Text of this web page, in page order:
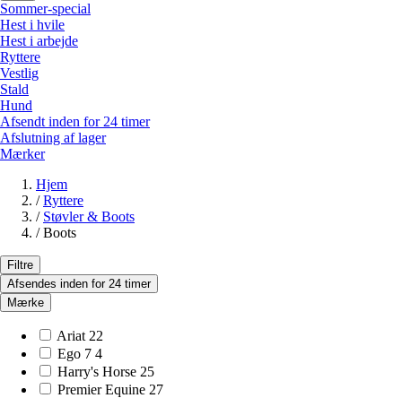
Sommer-special
Hest i hvile
Hest i arbejde
Ryttere
Vestlig
Stald
Hund
Afsendt inden for 24 timer
Afslutning af lager
Mærker
Hjem
/ Ryttere
/ Støvler & Boots
/ Boots
Filtre
Afsendes inden for 24 timer
Mærke
Ariat 22
Ego 7 4
Harry's Horse 25
Premier Equine 27